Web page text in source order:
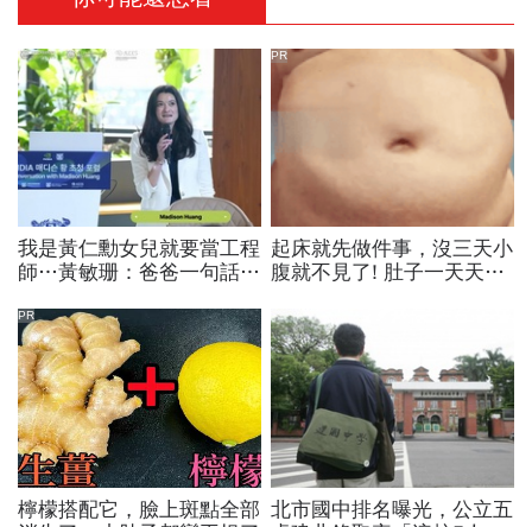
我是黃仁勳女兒就要當工程
師…黃敏珊：爸爸一句話，
「追尋所愛比跟潮流更重
要」
起床就先做件事，沒三天小
腹就不見了! 肚子一天天變
PR
檸檬搭配它，臉上斑點全部
PR
北市國中排名曝光，公立五